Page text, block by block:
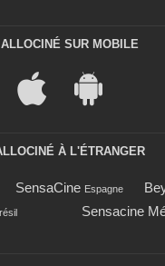
ALLOCINÉ SUR MOBILE
À L'ÉTRANGER
SensaCine Espagne
Sensacine